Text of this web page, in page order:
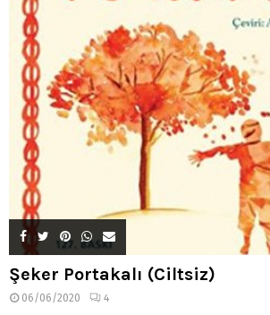
Şeker Portakalı (Ciltsiz)
06/06/2020 4